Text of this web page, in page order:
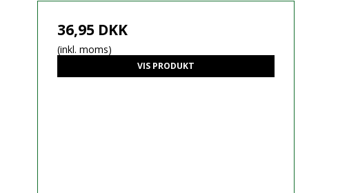
36,95 DKK
(inkl. moms)
VIS PRODUKT